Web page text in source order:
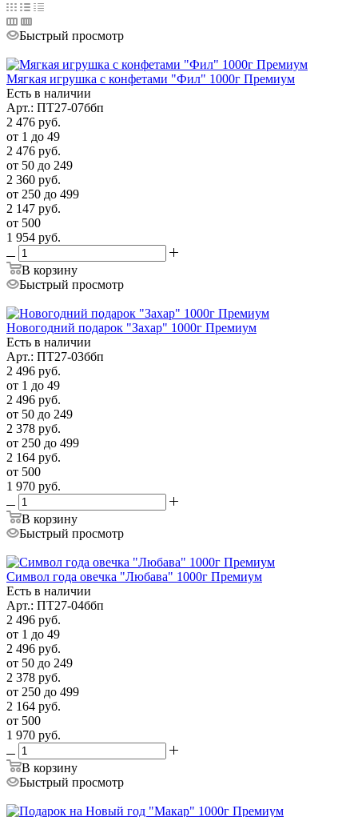
Быстрый просмотр
Мягкая игрушка с конфетами "Фил" 1000г Премиум
Есть в наличии
Арт.: ПТ27-07ббп
2 476 руб.
от 1 до 49
2 476 руб.
от 50 до 249
2 360 руб.
от 250 до 499
2 147 руб.
от 500
1 954 руб.
В корзину
Быстрый просмотр
Новогодний подарок "Захар" 1000г Премиум
Есть в наличии
Арт.: ПТ27-03ббп
2 496 руб.
от 1 до 49
2 496 руб.
от 50 до 249
2 378 руб.
от 250 до 499
2 164 руб.
от 500
1 970 руб.
В корзину
Быстрый просмотр
Символ года овечка "Любава" 1000г Премиум
Есть в наличии
Арт.: ПТ27-04ббп
2 496 руб.
от 1 до 49
2 496 руб.
от 50 до 249
2 378 руб.
от 250 до 499
2 164 руб.
от 500
1 970 руб.
В корзину
Быстрый просмотр